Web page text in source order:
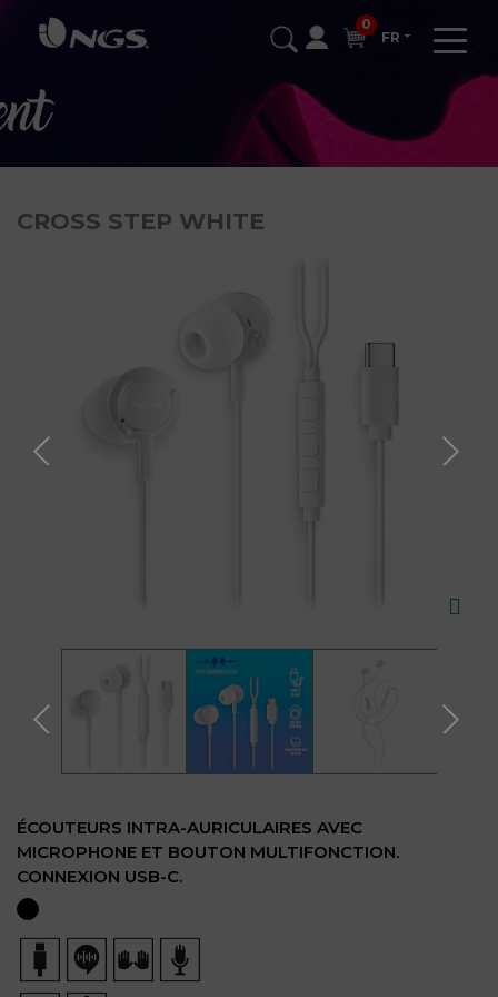
0
FR
CROSS STEP WHITE
ÉCOUTEURS INTRA-AURICULAIRES AVEC
MICROPHONE ET BOUTON MULTIFONCTION.
CONNEXION USB-C.